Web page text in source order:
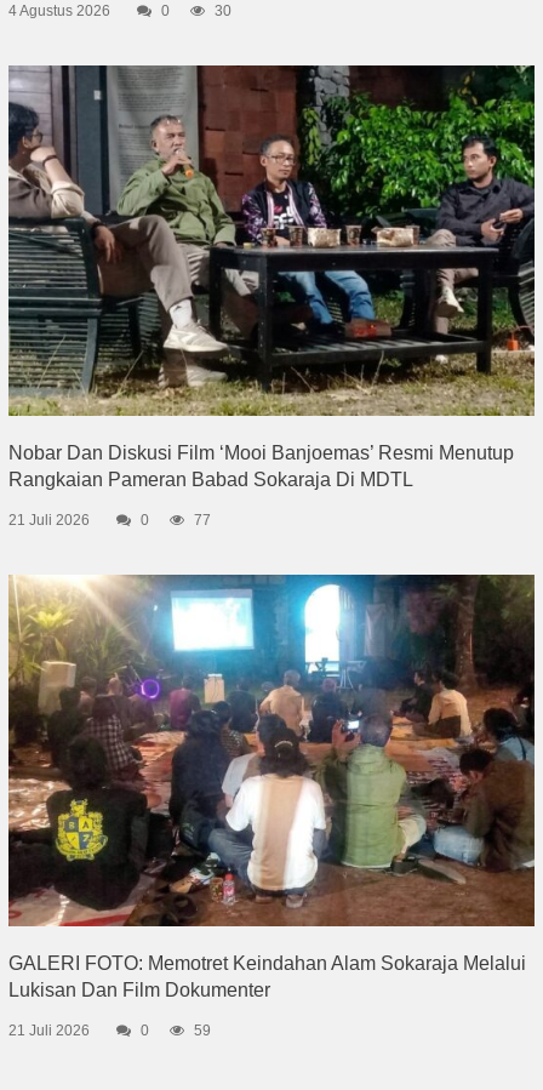
4 Agustus 2026 0 30
Nobar Dan Diskusi Film ‘Mooi Banjoemas’ Resmi Menutup
Rangkaian Pameran Babad Sokaraja Di MDTL
21 Juli 2026 0 77
GALERI FOTO: Memotret Keindahan Alam Sokaraja Melalui
Lukisan Dan Film Dokumenter
21 Juli 2026 0 59